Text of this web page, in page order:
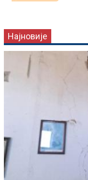
Најновије